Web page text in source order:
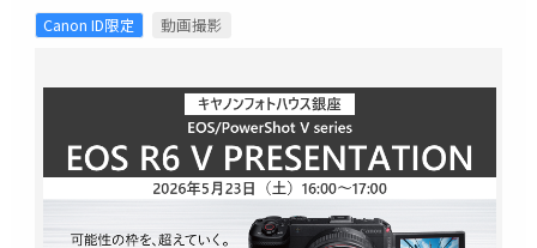
Canon ID限定 動画撮影